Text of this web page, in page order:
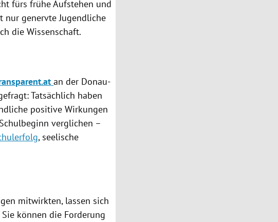
fürs frühe Aufstehen und
nur genervte Jugendliche
die Wissenschaft.
an der Donau-
Tatsächlich haben
positive Wirkungen
Schulbeginn verglichen –
, seelische
mitwirkten, lassen sich
können die Forderung